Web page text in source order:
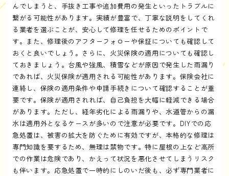
んでしまうと、手抜き工事や追加費用の発生といったトラブルに
繋がる可能性があります。実績が豊富で、丁寧な説明をしてくれ
る業者を選ぶことが、安心して修理を任せるためのポイントで
す。また、修理後のアフターフォローや保証についても確認して
おくと良いでしょう。さらに、火災保険の適用についても確認し
ておきましょう。台風や強風、積雪などが原因で発生した雨漏り
であれば、火災保険が適用される可能性があります。保険会社に
連絡し、保険の適用条件や申請手続きについて確認することが重
要です。保険が適用されれば、自己負担を大幅に軽減できる場合
があります。ただし、経年劣化による雨漏りや、水道管からの漏
水は適用外となるケースが多いので注意が必要です。DIYでの応
急処置は、被害の拡大を防ぐために有効ですが、本格的な修理は
専門知識を要するため、無理は禁物です。特に屋根の上など高所
での作業は危険であり、かえって状況を悪化させてしまうリスク
も伴います。応急処置で一時的にしのいだ後も、必ず専門業者に